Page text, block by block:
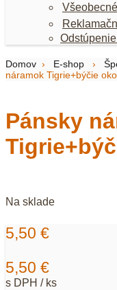
Domov › E-shop ›
náramok Tigrie+býčie
Pánsky
Na sklade
5,50 €
5,50 €
s DPH / ks